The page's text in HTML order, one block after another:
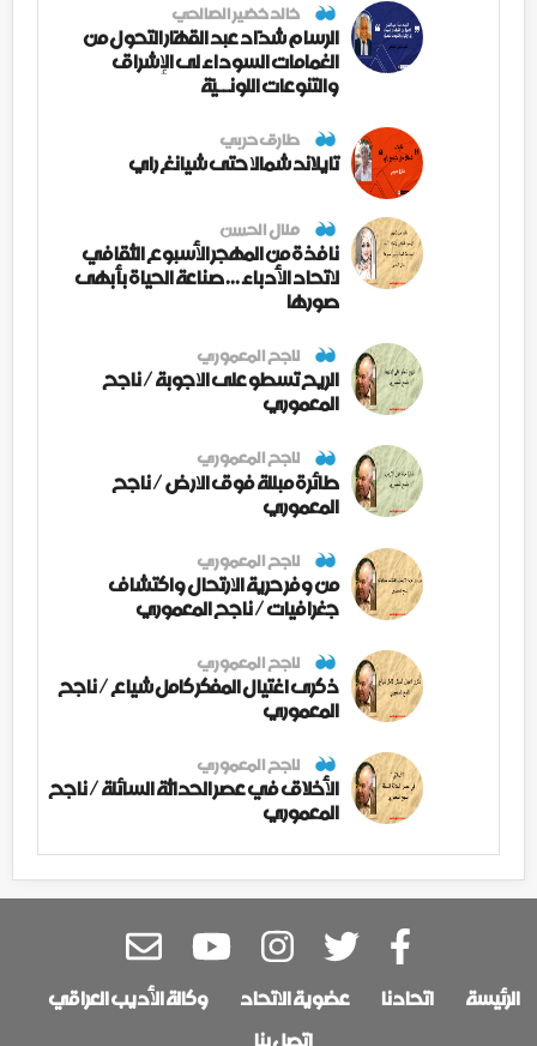
خالد خضير الصالحي
الرسام شدّاد عبد القهّار التحول من
الغمامات السوداء لى الإشراق
والتنوعات اللونــيّة
طارق حربي
تايلاند شمالا حتى شيانغ راي
منال الحسن
نافذة من المهجر الأسبوع الثقافي
لاتحاد الأدباء ... صناعة الحياة بأبهى
صورها
ناجح المعموري
الريح تسطو على الاجوبة / ناجح
المعموري
ناجح المعموري
طائرة مبللة فوق الارض / ناجح
المعموري
ناجح المعموري
من وفر حرية الارتحال واكتشاف
جغرافيات / ناجح المعموري
ناجح المعموري
ذكرى اغتيال المفكر كامل شياع / ناجح
المعموري
ناجح المعموري
الأخلاق في عصر الحداثة السائلة / ناجح
المعموري
الرئيسة اتحادنا عضوية الاتحاد
وكالة الأديب العراقي
اتصل بنا